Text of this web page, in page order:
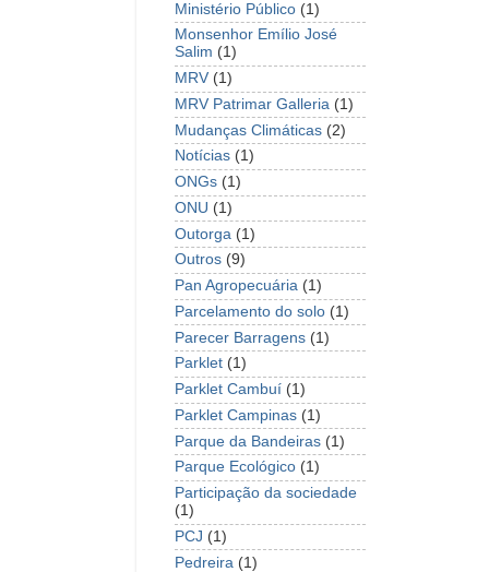
Ministério Público (1)
Monsenhor Emílio José
Salim (1)
MRV (1)
MRV Patrimar Galleria (1)
Mudanças Climáticas (2)
Notícias (1)
ONGs (1)
ONU (1)
Outorga (1)
Outros (9)
Pan Agropecuária (1)
Parcelamento do solo (1)
Parecer Barragens (1)
Parklet (1)
Parklet Cambuí (1)
Parklet Campinas (1)
Parque da Bandeiras (1)
Parque Ecológico (1)
Participação da sociedade
(1)
PCJ (1)
Pedreira (1)